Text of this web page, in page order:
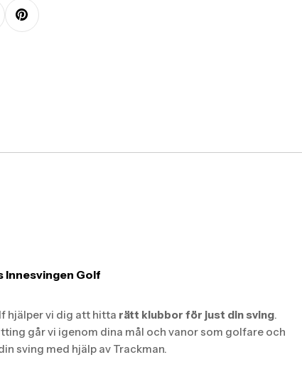
Innesvingen Golf
hjälper vi dig att hitta rätt klubbor för just din sving.
går vi igenom dina mål och vanor som golfare och
sving med hjälp av Trackman.